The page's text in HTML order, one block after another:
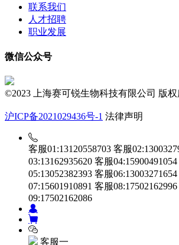
联系我们
人才招聘
职业发展
微信公众号
©2023 上海赛可锐生物科技有限公司 版
沪ICP备2021029436号-1 法律声明
客服01:13120558703 客服
03:13162935620 客服04:15900491054
05:13052382393 客服06:13003271654
07:15601910891 客服08:17502162996
09:17502162086
客服一